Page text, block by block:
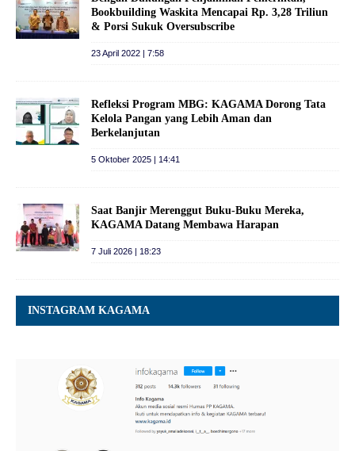
Bookbuilding Waskita Mencapai Rp. 3,28 Triliun
& Porsi Sukuk Oversubscribe
23 April 2022 | 7:58
Refleksi Program MBG: KAGAMA Dorong Tata
Kelola Pangan yang Lebih Aman dan
Berkelanjutan
5 Oktober 2025 | 14:41
Saat Banjir Merenggut Buku-Buku Mereka,
KAGAMA Datang Membawa Harapan
7 Juli 2026 | 18:23
INSTAGRAM KAGAMA